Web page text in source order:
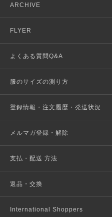
ARCHIVE
FLYER
よくある質問Q&A
服のサイズの測り方
登録情報・注文履歴・発送状況
メルマガ登録・解除
支払・配送 方法
返品・交換
International Shoppers